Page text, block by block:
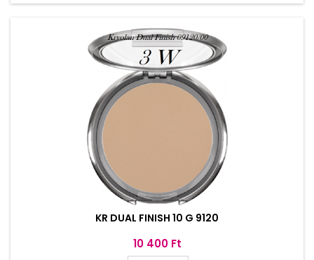
KR DUAL FINISH 10 G 9120
Ár
10 400 Ft